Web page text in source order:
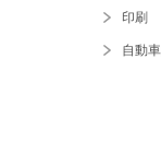
印刷
自動